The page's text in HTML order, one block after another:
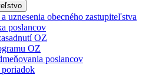
uznesenia obecného zastupiteľstva
poslancov
OZ
OZ
poslancov